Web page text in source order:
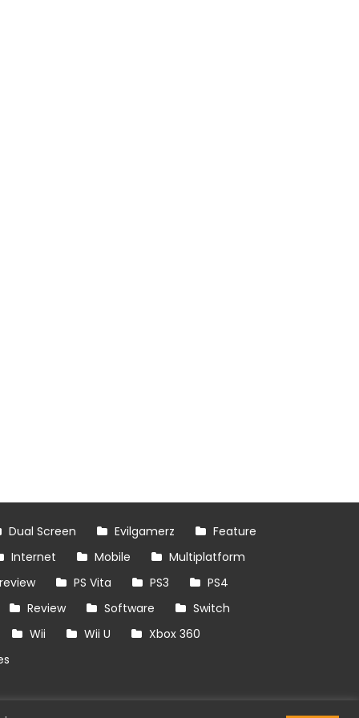
Dual Screen Evilgamerz
Feature
Internet
Mobile
Multiplatform
PS Vita PS3
PS4
Review
Software
Switch
Wii
Wii U
Xbox 360